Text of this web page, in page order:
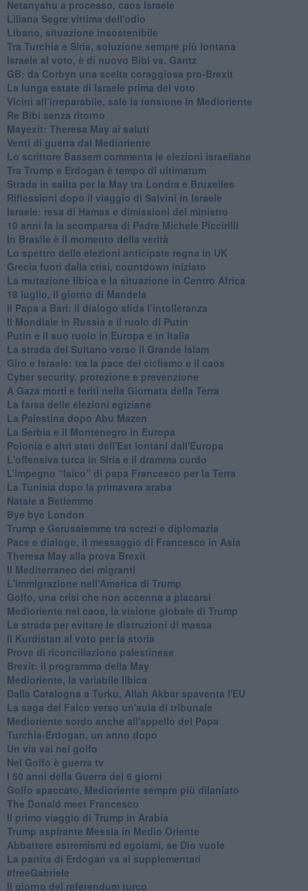
Netanyahu a processo, caos Israele
Liliana Segre vittima dell'odio
Libano, situazione insostenibile
Tra Turchia e Siria, soluzione sempre più lontana
Israele al voto, è di nuovo Bibi vs. Gantz
GB: da Corbyn una scelta coraggiosa pro-Brexit
La lunga estate di Israele prima del voto
Vicini all’irreparabile, sale la tensione in Medioriente
Re Bibi senza ritorno
Mayexit: Theresa May ai saluti
Venti di guerra dal Medioriente
Lo scrittore Bassem commenta le elezioni israeliane
Tra Trump e Erdogan è tempo di ultimatum
Strada in salita per la May tra Londra e Bruxelles
Riflessioni dopo il viaggio di Salvini in Israele
Israele: resa di Hamas e dimissioni del ministro
10 anni fa la scomparsa di Padre Michele Piccirilli
In Brasile è il momento della verità
Lo spettro delle elezioni anticipate regna in UK
Grecia fuori dalla crisi, countdown iniziato
La mutazione libica e la situazione in Centro Africa
18 luglio, il giorno di Mandela
Il Papa a Bari: il dialogo sfida l’intolleranza
Il Mondiale in Russia e il ruolo di Putin
Putin e il suo ruolo in Europa e in Italia
La strada del Sultano verso il Grande Islam
Giro e Israele: tra la pace del ciclismo e il caos
Cyber security, protezione e prevenzione
A Gaza morti e feriti nella Giornata della Terra
La farsa delle elezioni egiziane
La Palestina dopo Abu Mazen
La Serbia e il Montenegro in Europa
Polonia e altri stati dell'Est lontani dall'Europa
L'offensiva turca in Siria e il dramma curdo
L’impegno “laico” di papa Francesco per la Terra
La Tunisia dopo la primavera araba
Natale a Betlemme
Bye bye London
Trump e Gerusalemme tra screzi e diplomazia
Pace e dialogo, il messaggio di Francesco in Asia
Theresa May alla prova Brexit
Il Mediterraneo dei migranti
L'immigrazione nell'America di Trump
Golfo, una crisi che non accenna a placarsi
Medioriente nel caos, la visione globale di Trump
La strada per evitare le distruzioni di massa
Il Kurdistan al voto per la storia
Prove di riconciliazione palestinese
Brexit: il programma della May
Medioriente, la variabile libica
Dalla Catalogna a Turku, Allah Akbar spaventa l'EU
La saga del Falco verso un'aula di tribunale
Medioriente sordo anche all'appello del Papa
Turchia-Erdogan, un anno dopo
Un via vai nel golfo
Nel Golfo è guerra tv
I 50 anni della Guerra dei 6 giorni
Golfo spaccato, Medioriente sempre più dilaniato
The Donald meet Francesco
Il primo viaggio di Trump in Arabia
Trump aspirante Messia in Medio Oriente
Abbattere estremismi ed egoismi, se Dio vuole
La partita di Erdogan va ai supplementari
#freeGabriele
Il giorno del referendum turco